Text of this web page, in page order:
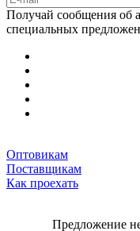
Получай сообщения об
специальных
Оптовикам
Поставщикам
Как проехать
Предложение